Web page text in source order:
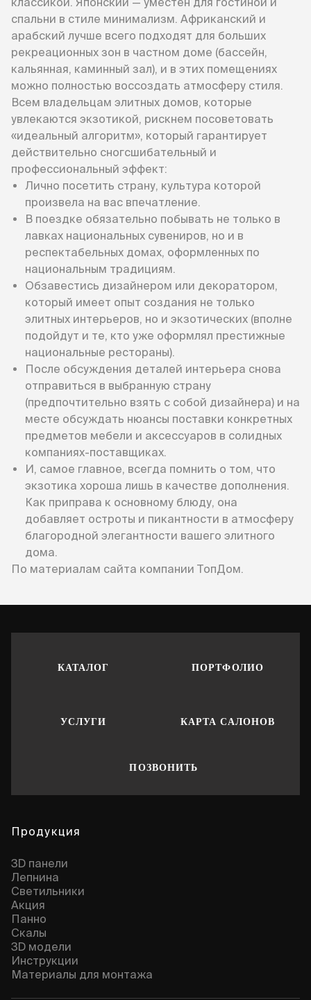
спальни в стиле минимализм. Африканский и
арабский лучше всего подходят для больших
рекреационных зон в частном доме (бассейн,
кальянная, каминный зал), и в этих помещениях
можно полностью воссоздать атмосферу стиля.
Всем владельцам элитных домов, которые
увлекаются экзотикой, рискнем посоветовать
«идеальный алгоритм», который гарантирует
действительно сногсшибательный и
профессиональный эффект:
Лично посетить страну, культура которой
произвела на вас впечатление.
В поездке обязательно побывать не только в
лавках национальных сувениров, но и в
респектабельных домах, оформленных по
национальным традициям.
Обзавестись дизайнером или декоратором,
который имеет опыт создания не только
элитных интерьеров, но и экзотических (вполне
подойдут и те, кто уже оформлял престижные
национальные рестораны).
После обсуждения деталей интерьера снова
отправиться в выбранную страну
(предпочтительно взять с собой дизайнера) и на
месте обсуждать нюансы поставки конкретных
предметов мебели и аксессуаров в солидных
компаниях-поставщиках.
И, самое главное, всегда помнить о том, что
экзотика хороша лишь в качестве дополнения.
Как приправа к основному блюду, она
добавляет остроты и пикантности в атмосферу
благородной элегантности вашего элитного
дома.
По материалам сайта компании ТопДом.
КАТАЛОГ ПОРТФОЛИО
УСЛУГИ КАРТА САЛОНОВ
ПОЗВОНИТЬ
Продукция
3D панели
Лепнина
Cветильники
Акция
Панно
Скалы
3D модели
Инструкции
Материалы для монтажа